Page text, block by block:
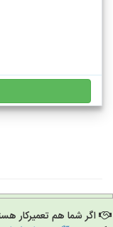
اگر شما هم تعمیرکار